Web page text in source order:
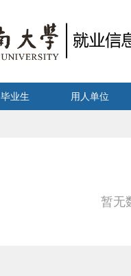
毕业生 用人单位
暂无